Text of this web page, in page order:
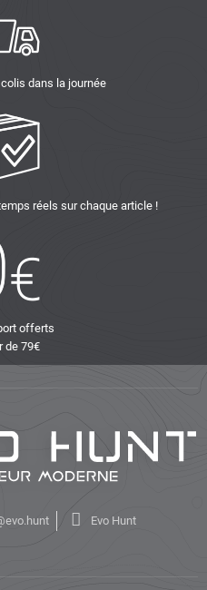
dans la journée
réels sur chaque article !
offerts
de 79€
Evo Hunt